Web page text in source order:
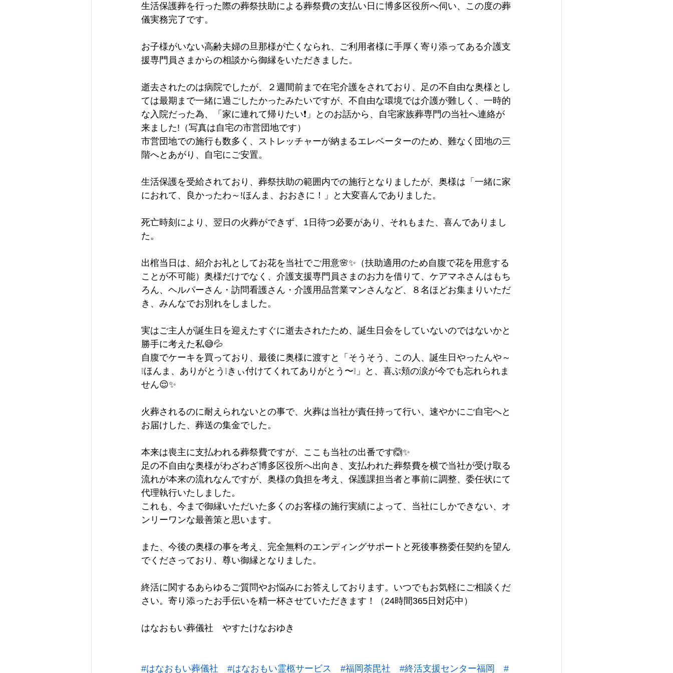
生活保護葬を行った際の葬祭扶助による葬祭費の支払い日に博多区役所へ伺い、この度の葬
儀実務完了です。
お子様がいない高齢夫婦の旦那様が亡くなられ、ご利用者様に手厚く寄り添ってある介護支
援専門員さまからの相談から御縁をいただきました。
逝去されたのは病院でしたが、２週間前まで在宅介護をされており、足の不自由な奥様とし
ては最期まで一緒に過ごしたかったみたいですが、不自由な環境では介護が難しく、一時的
な入院だった為、「家に連れて帰りたい❗」とのお話から、自宅家族葬専門の当社へ連絡が
来ました!（写真は自宅の市営団地です）
市営団地での施行も数多く、ストレッチャーが納まるエレベーターのため、難なく団地の三
階へとあがり、自宅にご安置。
生活保護を受給されており、葬祭扶助の範囲内での施行となりましたが、奥様は「一緒に家
におれて、良かったわ～!ほんま、おおきに！」と大変喜んでありました。
死亡時刻により、翌日の火葬ができず、1日待つ必要があり、それもまた、喜んでありまし
た。
出棺当日は、紹介お礼としてお花を当社でご用意🌸✨（扶助適用のため自腹で花を用意する
ことが不可能）奥様だけでなく、介護支援専門員さまのお力を借りて、ケアマネさんはもち
ろん、ヘルパーさん・訪問看護さん・介護用品営業マンさんなど、８名ほどお集まりいただ
き、みんなでお別れをしました。
実はご主人が誕生日を迎えたすぐに逝去されたため、誕生日会をしていないのではないかと
勝手に考えた私😅💦
自腹でケーキを買っており、最後に奥様に渡すと「そうそう、この人、誕生日やったんや～
❕ほんま、ありがとう❕きぃ付けてくれてありがとう〜❕」と、喜ぶ頬の涙が今でも忘れられま
せん😌✨
火葬されるのに耐えられないとの事で、火葬は当社が責任持って行い、速やかにご自宅へと
お届けした、葬送の集金でした。
本来は喪主に支払われる葬祭費ですが、ここも当社の出番です🙆✨
足の不自由な奥様がわざわざ博多区役所へ出向き、支払われた葬祭費を横で当社が受け取る
流れが本来の流れなんですが、奥様の負担を考え、保護課担当者と事前に調整、委任状にて
代理執行いたしました。
これも、今まで御縁いただいた多くのお客様の施行実績によって、当社にしかできない、オ
ンリーワンな最善策と思います。
また、今後の奥様の事を考え、完全無料のエンディングサポートと死後事務委任契約を望ん
でくださっており、尊い御縁となりました。
終活に関するあらゆるご質問やお悩みにお答えしております。いつでもお気軽にご相談くだ
さい。寄り添ったお手伝いを精一杯させていただきます！（24時間365日対応中）
はなおもい葬儀社　やすたけなおゆき
#はなおもい葬儀社 #はなおもい霊柩サービス #福岡荼毘社 #終活支援センター福岡 #